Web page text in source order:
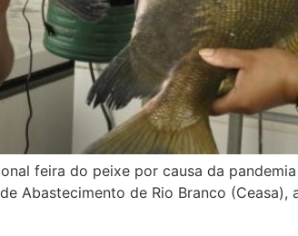
feira do peixe por causa da
Abastecimento de Rio Branco